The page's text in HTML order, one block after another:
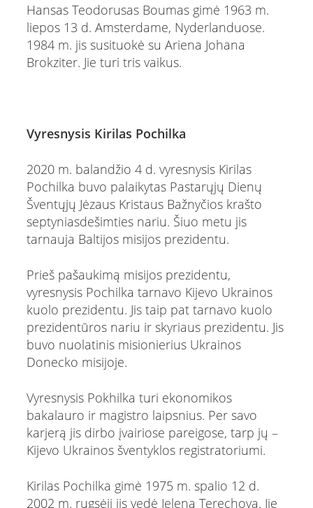
Hansas Teodorusas Boumas gimė 1963 m.
liepos 13 d. Amsterdame, Nyderlanduose.
1984 m. jis susituokė su Ariena Johana
Brokziter. Jie turi tris vaikus.
Vyresnysis Kirilas Pochilka
2020 m. balandžio 4 d. vyresnysis Kirilas
Pochilka buvo palaikytas Pastarųjų Dienų
Šventųjų Jėzaus Kristaus Bažnyčios krašto
septyniasdešimties nariu. Šiuo metu jis
tarnauja Baltijos misijos prezidentu.
Prieš pašaukimą misijos prezidentu,
vyresnysis Pochilka tarnavo Kijevo Ukrainos
kuolo prezidentu. Jis taip pat tarnavo kuolo
prezidentūros nariu ir skyriaus prezidentu. Jis
buvo nuolatinis misionierius Ukrainos
Donecko misijoje.
Vyresnysis Pokhilka turi ekonomikos
bakalauro ir magistro laipsnius. Per savo
karjerą jis dirbo įvairiose pareigose, tarp jų –
Kijevo Ukrainos šventyklos registratoriumi.
Kirilas Pochilka gimė 1975 m. spalio 12 d.
2002 m. rugsėjį jis vedė Jeleną Terechovą. Jie